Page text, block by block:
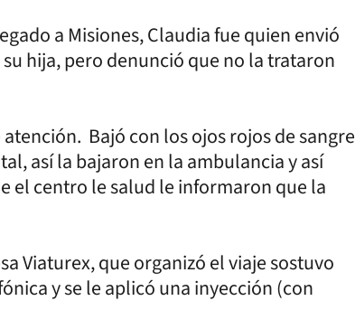
a Misiones, Claudia fue quien envió
hija, pero denunció que no la trataron
Bajó con los ojos rojos de sangre
así la bajaron en la ambulancia y así
el centro le salud le informaron que la
Viaturex, que organizó el viaje sostuvo
y se le aplicó una inyección (con